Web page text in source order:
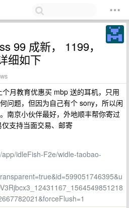
99 成新， 1199，
细如下
月教育优惠买 mbp 送的耳机，只用
问题，但因为自己有个 sony，所以闲
南京小伙伴最好，外地顺丰帮你寄过
支持当面交易、邮寄
idleFish-F2e/widle-taobao-